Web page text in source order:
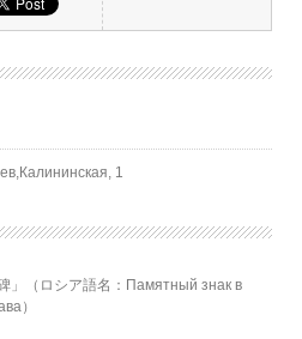
1
」（ロシア語名：Памятный знак в
）